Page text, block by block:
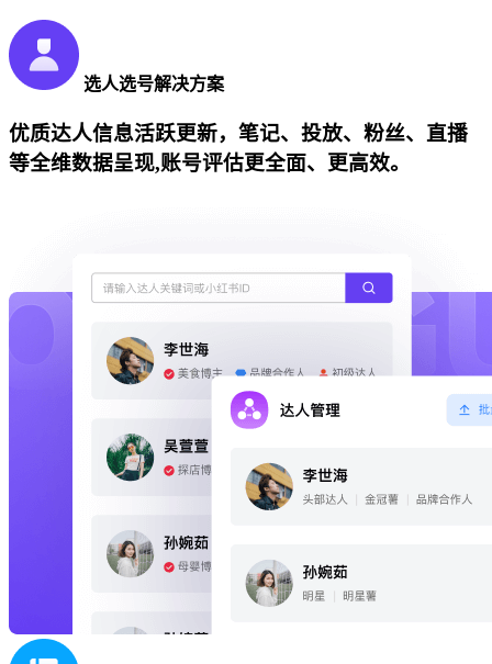
选人选号解决方案
优质达人信息活跃更新，笔记、投放、粉丝、直播
等全维数据呈现,账号评估更全面、更高效。